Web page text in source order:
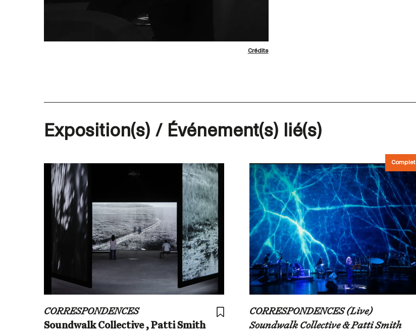
Crédits
Exposition(s) / Événement(s) lié(s)
CORRESPONDENCES
Soundwalk Collective , Patti Smith
Complet
CORRESPONDENCES (Live)
Soundwalk Collective & Patti Smith